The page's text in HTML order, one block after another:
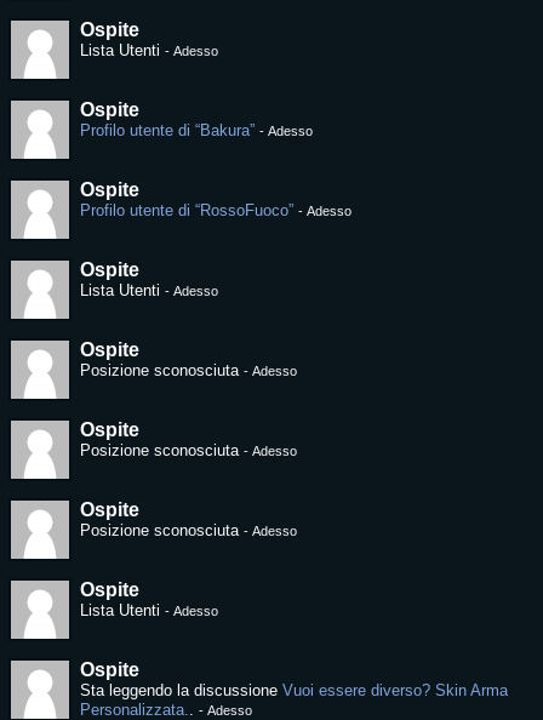
Ospite
Lista Utenti - Adesso
Ospite
Profilo utente di “Bakura” - Adesso
Ospite
Profilo utente di “RossoFuoco” - Adesso
Ospite
Lista Utenti - Adesso
Ospite
Posizione sconosciuta - Adesso
Ospite
Posizione sconosciuta - Adesso
Ospite
Posizione sconosciuta - Adesso
Ospite
Lista Utenti - Adesso
Ospite
Sta leggendo la discussione Vuoi essere diverso? Skin Arma
Personalizzata.. - Adesso